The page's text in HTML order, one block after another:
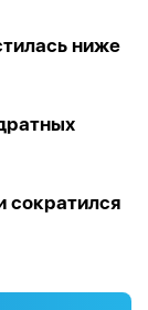
ниже
сократился